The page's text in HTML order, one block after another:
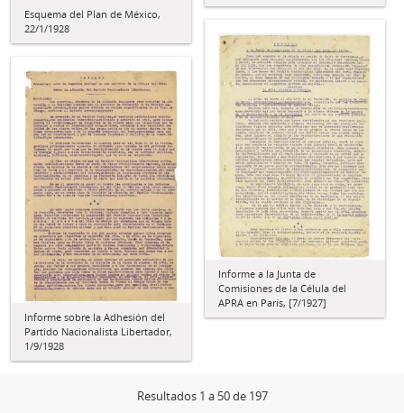
Esquema del Plan de México,
22/1/1928
Informe a la Junta de
Comisiones de la Célula del
APRA en París, [7/1927]
Informe sobre la Adhesión del
Partido Nacionalista Libertador,
1/9/1928
Resultados 1 a 50 de 197